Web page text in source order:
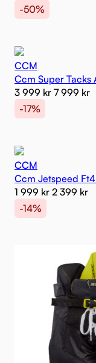
-50%
CCM
Ccm Super Tacks
3 999 kr 7 999 kr
-17%
CCM
Ccm Jetspeed
1 999 kr 2 399 kr
-14%